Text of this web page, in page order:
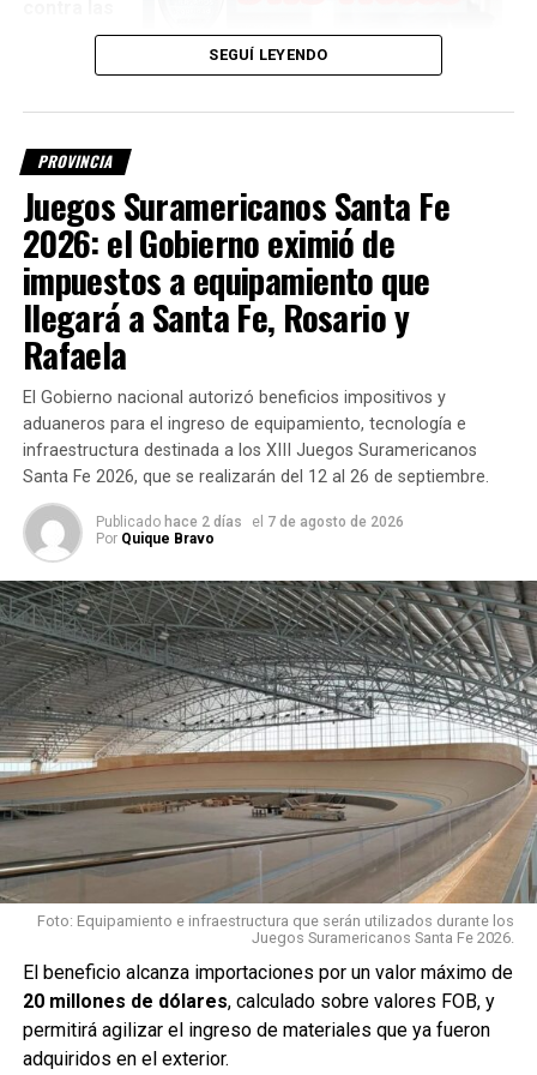
La definición se conoció luego de una audiencia realizada
este viernes en los Tribunales de Santa Fe, a puertas
cerradas y ante el juez de menoresHéctor Aiello
La Fiscalía corrigió la imputación
Durante la audiencia se realizó una modificación sobre la
descripción de los hechos atribuidos a
años, quien está imputada como coautora del homicidio.
Según
explicó
corrección
relacionada
con el
momento en
que se
produjo el
fallecimiento de Jeremías. El ajuste no modificó
sustancialmente la acusación, sino que precisó ese
aspecto de la investigación.
Con esta instancia cumplida, la Fiscalía considera que la
causa está en condiciones de avanzar hacia laetapa
Madre e hija, en una misma
acusación
SEGUÍ LEYENDO
PROVINCIA
Juegos Suramericanos Santa Fe
2026: el Gobierno eximió de
impuestos a equipamiento que
llegará a Santa Fe, Rosario y
Rafaela
El Gobierno nacional autorizó beneficios impositivos y
aduaneros para el ingreso de equipamiento, tecnología e
infraestructura destinada a los XIII Juegos Suramericanos
Santa Fe 2026, que se realizarán del 12 al 26 de septiembre.
Publicado hace 2 días el 7 de agosto de 2026
Por Quique Bravo
Foto: Equipamiento e infraestructura que serán utilizados durante los
Juegos Suramericanos Santa Fe 2026.
El beneficio alcanza importaciones por un valor máximo de
20 millones de dólares, calculado sobre valores FOB, y
permitirá agilizar el ingreso de materiales que ya fueron
adquiridos en el exterior.